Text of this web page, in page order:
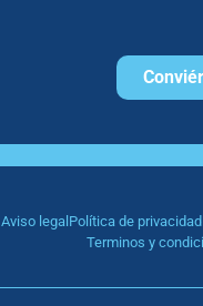
Aviso legalPolítica de privacidad
Terminos y